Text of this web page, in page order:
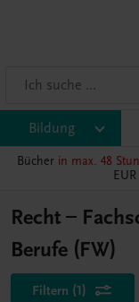
Bildung
Bücher in max. 48
Recht –
Berufe (FW)
Filtern (1)